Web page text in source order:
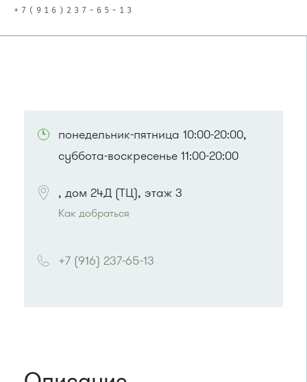
+7(916)237-65-13
понедельник-пятница 10:00-20:00,
суббота-воскресенье 11:00-20:00
, дом 24Д (ТЦ), этаж 3
Как добраться
Автобусы № 17, 20.
Маршрутка № 417м, 479м
+7 (916) 237-65-13